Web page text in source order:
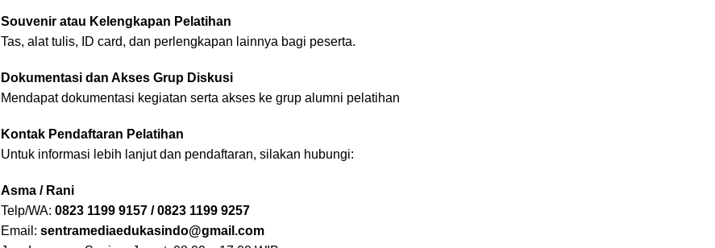
Souvenir atau Kelengkapan Pelatihan
Tas, alat tulis, ID card, dan perlengkapan lainnya bagi peserta.
Dokumentasi dan Akses Grup Diskusi
Mendapat dokumentasi kegiatan serta akses ke grup alumni pelatihan
Kontak Pendaftaran Pelatihan
Untuk informasi lebih lanjut dan pendaftaran, silakan hubungi:
Asma / Rani
Telp/WA: 0823 1199 9157 / 0823 1199 9257
Email: sentramediaedukasindo@gmail.com